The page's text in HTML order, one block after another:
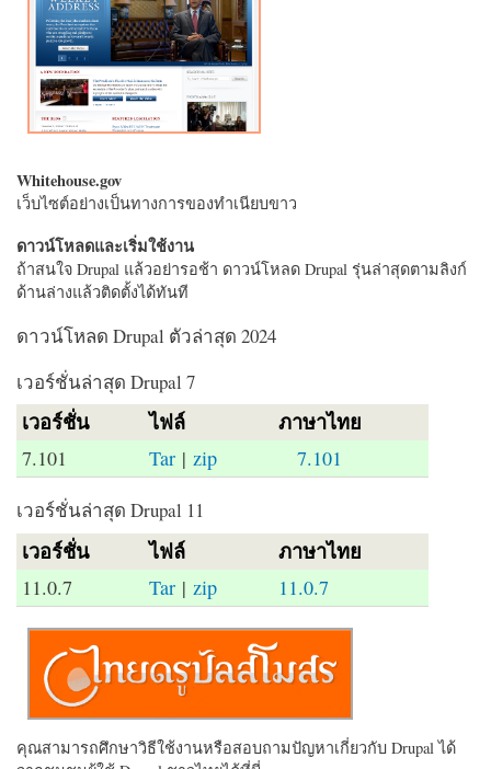
Whitehouse.gov
เว็บไซต์อย่างเป็นทางการของทำเนียบขาว
ดาวน์โหลดและเริ่มใช้งาน
ถ้าสนใจ Drupal แล้วอย่ารอช้า ดาวน์โหลด Drupal รุ่นล่าสุดตามลิงก์
ด้านล่างแล้วติดตั้งได้ทันที
ดาวน์โหลด Drupal ตัวล่าสุด 2024
เวอร์ชั่นล่าสุด Drupal 7
เวอร์ชั่น ไฟล์ ภาษาไทย
7.101 Tar |zip 7.101
เวอร์ชั่นล่าสุด Drupal 11
เวอร์ชั่น ไฟล์ ภาษาไทย
11.0.7 Tar | zip 11.0.7
คุณสามารถศึกษาวิธีใช้งานหรือสอบถามปัญหาเกี่ยวกับ Drupal ได้